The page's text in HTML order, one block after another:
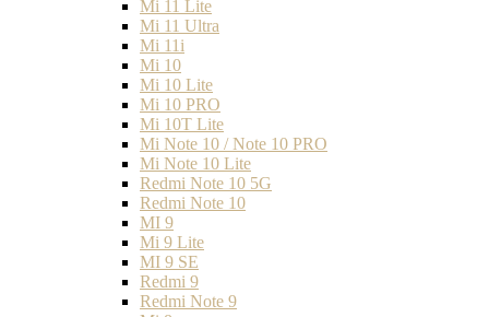
Mi 11 Lite
Mi 11 Ultra
Mi 11i
Mi 10
Mi 10 Lite
Mi 10 PRO
Mi 10T Lite
Mi Note 10 / Note 10 PRO
Mi Note 10 Lite
Redmi Note 10 5G
Redmi Note 10
MI 9
Mi 9 Lite
MI 9 SE
Redmi 9
Redmi Note 9